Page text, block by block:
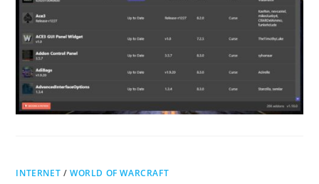
INTERNET /WORLD OF WARCRAFT